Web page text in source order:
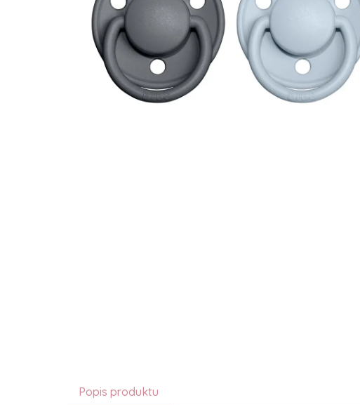
Popis produktu